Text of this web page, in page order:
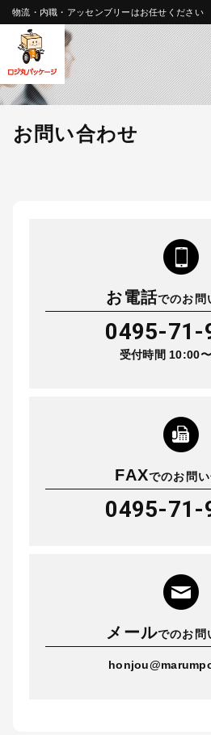
物流・内職・アッセンブリーはお任せください
お問い合わせ
お電話でのお問
0495-71-
受付時間 10:00
FAXでのお問
0495-71-
メールでのお問